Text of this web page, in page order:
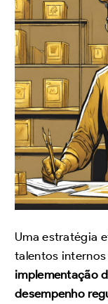
Uma estratégia
talentos
implementação
desempenho